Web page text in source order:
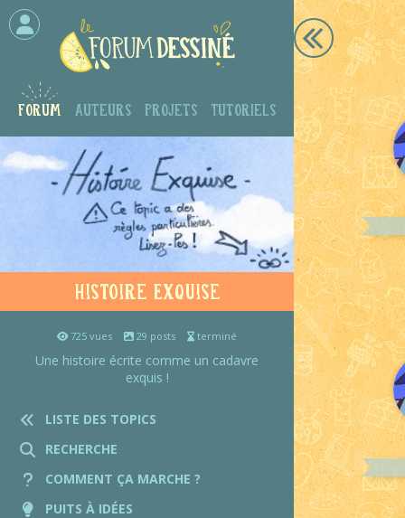
Forum Auteurs Projets Tutoriels
Histoire Exquise
725 vues 29 posts terminé
Une histoire écrite comme un cadavre
exquis !
LISTE DES TOPICS
RECHERCHE
COMMENT ÇA MARCHE ?
PUITS À IDÉES